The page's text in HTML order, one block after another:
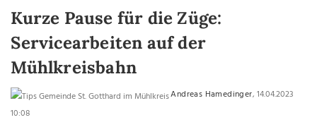
Kurze Pause für die Züge:
Servicearbeiten auf der
Mühlkreisbahn
Andreas Hamedinger, 14.04.2023
10:08